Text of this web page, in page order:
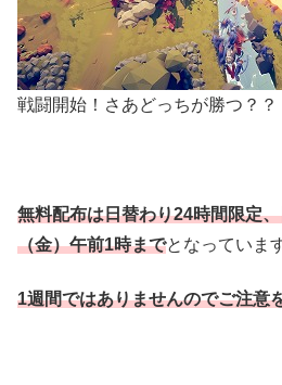
戦闘開始！さあどっちが勝つ？？
無料配布は日替わり24時間限定、
（金）午前1時までとなっていま
1週間ではありませんのでご注意